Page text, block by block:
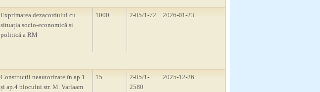
Exprimarea dezacordului cu
situația socio-economică și
politică a RM
1000 2-05/1-72 2026-01-23
Construcții neautorizate în ap.1
și ap.4 blocului str. M. Varlaam
15
2-05/1-
2580
2025-12-26